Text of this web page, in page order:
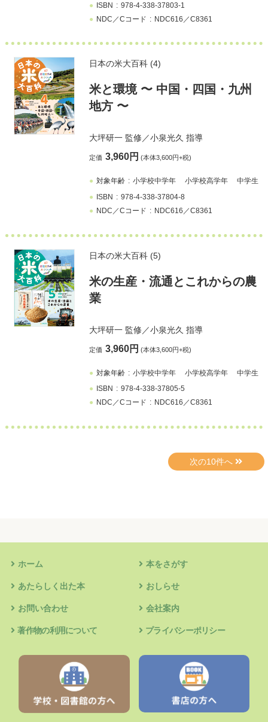
ISBN
978-4-338-37803-1
NDC／Cコード
NDC616／C8361
日本の米大百科 (4)
⽶と環境 〜 中国・四国・九州
地方 〜
大坪研一監修／小泉光久 指導
定価 3,960円 (本体3,600円+税)
対象年齢 小学校中学年 小学校高学年
中学生
ISBN
978-4-338-37804-8
NDC／Cコード
NDC616／C8361
日本の米大百科 (5)
米の生産・流通とこれからの農
業
大坪研一監修／小泉光久 指導
定価 3,960円 (本体3,600円+税)
対象年齢 小学校中学年 小学校高学年
中学生
ISBN
978-4-338-37805-5
NDC／Cコード
NDC616／C8361
ホーム 本をさがす
あたらしく出た本 おしらせ
お問い合わせ 会社案内
著作物の利用について プライバシーポリシー